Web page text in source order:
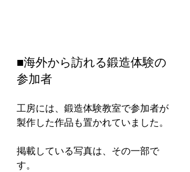
■海外から訪れる鍛造体験の
参加者
工房には、鍛造体験教室で参加者が
製作した作品も置かれていました。
掲載している写真は、その一部で
す。